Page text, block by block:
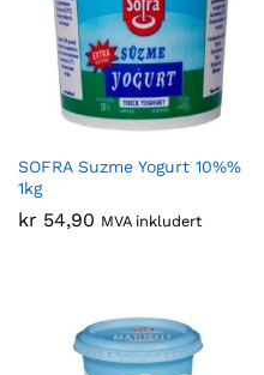
SOFRA Suzme Yogurt 10%%
1kg
kr 54,90 MVA inkludert